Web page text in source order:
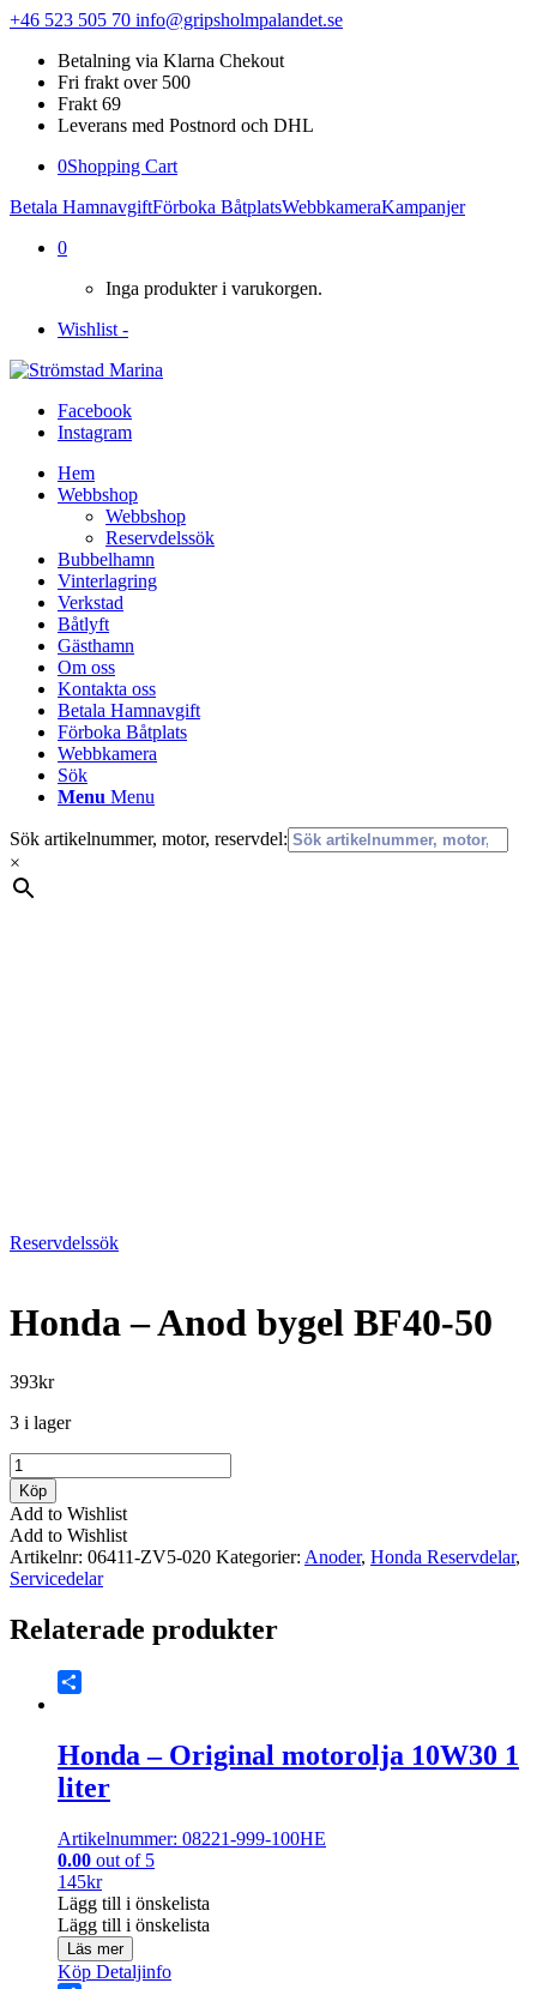
+46 523 505 70 info@gripsholmpalandet.se
Betalning via Klarna Chekout
Fri frakt over 500
Frakt 69
Leverans med Postnord och DHL
0Shopping Cart
Betala HamnavgiftFörboka BåtplatsWebbkameraKampanjer
0
Inga produkter i varukorgen.
Wishlist -
Facebook
Instagram
Hem
Webbshop
Webbshop
Reservdelssök
Bubbelhamn
Vinterlagring
Verkstad
Båtlyft
Gästhamn
Om oss
Kontakta oss
Betala Hamnavgift
Förboka Båtplats
Webbkamera
Sök
Menu Menu
Sök artikelnummer, motor, reservdel:
×
Reservdelssök
Honda – Anod bygel BF40-50
393kr
3 i lager
Honda
-
Anod
bygel
BF40-
50
mängd
Köp
Add to Wishlist
Add to Wishlist
Artikelnr: 06411-ZV5-020 Kategorier: Anoder, Honda Reservdelar,
Servicedelar
Relaterade produkter
Honda – Original motorolja 10W30 1
liter
Artikelnummer: 08221-999-100HE
0.00 out of 5
145kr
Lägg till i önskelista
Lägg till i önskelista
Läs mer
Köp Detaljinfo